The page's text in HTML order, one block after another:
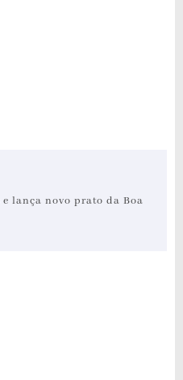
lança novo prato da Boa